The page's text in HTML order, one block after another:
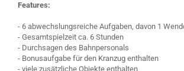
Features:
- 6 abwechslungsreiche Aufgaben, davon 1
- Gesamtspielzeit ca. 6 Stunden
- Durchsagen des Bahnpersonals
- Bonusaufgabe für den Kranzug enthalten
- viele zusätzliche Objekte enthalten